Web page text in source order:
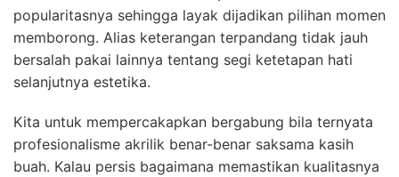
popularitasnya sehingga layak dijadikan pilihan momen
memborong. Alias keterangan terpandang tidak jauh
bersalah pakai lainnya tentang segi ketetapan hati
selanjutnya estetika.
Kita untuk mempercakapkan bergabung bila ternyata
profesionalisme akrilik benar-benar saksama kasih
buah. Kalau persis bagaimana memastikan kualitasnya